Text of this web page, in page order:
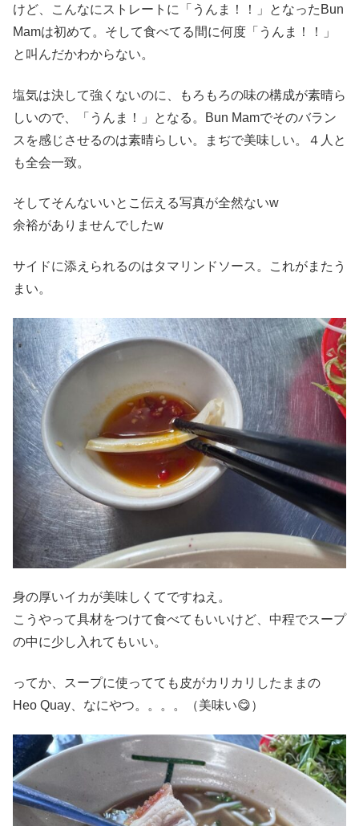
けど、こんなにストレートに「うんま！！」となったBun
Mamは初めて。そして食べてる間に何度「うんま！！」
と叫んだかわからない。
塩気は決して強くないのに、もろもろの味の構成が素晴ら
しいので、「うんま！」となる。Bun Mamでそのバラン
スを感じさせるのは素晴らしい。まぢで美味しい。４人と
も全会一致。
そしてそんないいとこ伝える写真が全然ないw
余裕がありませんでしたw
サイドに添えられるのはタマリンドソース。これがまたう
まい。
身の厚いイカが美味しくてですねえ。
こうやって具材をつけて食べてもいいけど、中程でスープ
の中に少し入れてもいい。
ってか、スープに使ってても皮がカリカリしたままの
Heo Quay、なにやつ。。。。（美味い😋）